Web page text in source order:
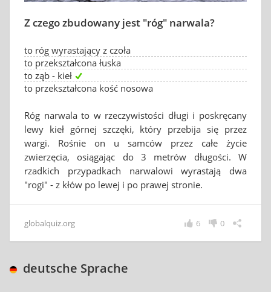
Z czego zbudowany jest "róg" narwala?
to róg wyrastający z czoła
to przekształcona łuska
to ząb - kieł
to przekształcona kość nosowa
Róg narwala to w rzeczywistości długi i poskręcany
lewy kieł górnej szczęki, który przebija się przez
wargi. Rośnie on u samców przez całe życie
zwierzęcia, osiągając do 3 metrów długości. W
rzadkich przypadkach narwalowi wyrastają dwa
"rogi" - z kłów po lewej i po prawej stronie.
globalquiz.org 0
6
deutsche Sprache